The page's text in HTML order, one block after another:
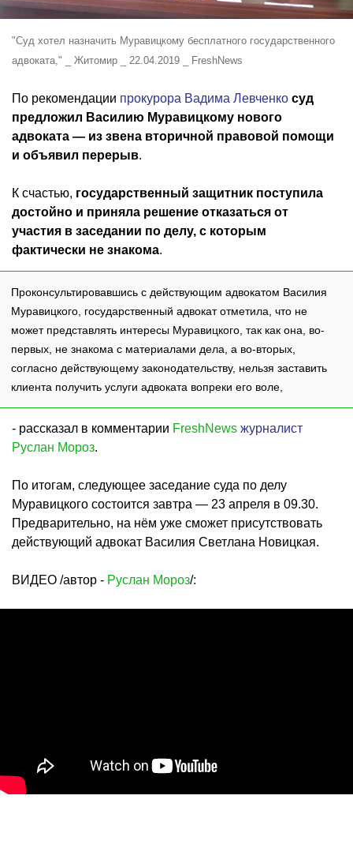
"Суд хотел назначить Муравицкому бесплатного государственного
адвоката," _ Житомир _ 22.04.2019 _ FreshNews
По рекомендации прокурора Вадима Левченко суд
предложил Василию Муравицкому нового
адвоката — из звена вторичной правовой помощи
и объявил перерыв.
К счастью, государственный защитник поступила
достойно и приняла решение отказаться от
участия в заседании по делу, с которым
фактически не знакома.
Проконсультировавшись с действующим адвокатом Василия
Муравицкого, государственный адвокат отметила, что не
может представлять интересы Муравицкого, так как она, во-
первых, не знакома с материалами дела, а во-вторых,
согласно действующему законодательству, нельзя заставить
клиента получить услуги адвоката вопреки его воле,
- рассказал в комментарии FreshNews журналист
Руслан Мороз.
По итогам, следующее заседание суда по делу
Муравицкого состоится завтра — 23 апреля в 09.30.
Предварительно, на нём уже сможет присутствовать
действующий адвокат Василия Светлана Новицкая.
ВИДЕО /автор - Руслан Мороз/: